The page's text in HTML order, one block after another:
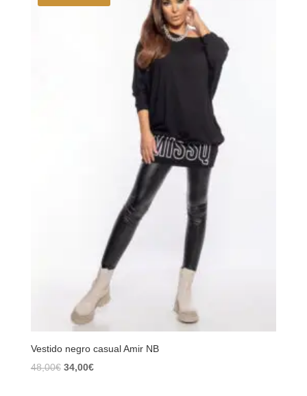
Vestido negro casual Amir NB
48,00€ El
34,00€El